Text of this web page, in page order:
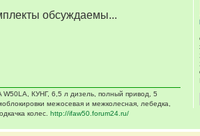
обсуждаемы...
W50LA, КУНГ, 6,5 л дизель, полный привод, 5
межосевая и межколесная, лебедка,
колес. http://ifaw50.forum24.ru/